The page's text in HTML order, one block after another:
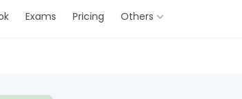
Exams Pricing Others